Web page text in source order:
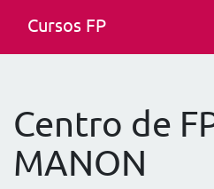
Cursos FP
Centro de
MANON